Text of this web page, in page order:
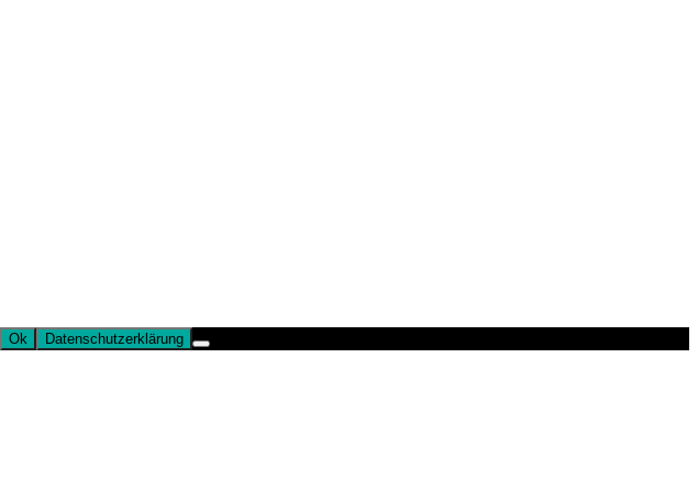
Ok Datenschutzerklärung